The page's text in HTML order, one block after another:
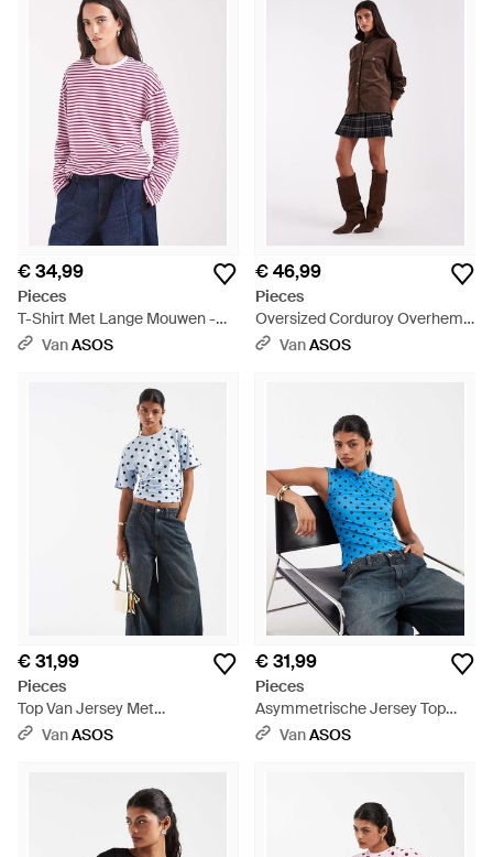
€ 34,99
Pieces
T-Shirt Met Lange Mouwen -
RoodVanASOS
€ 46,99
Pieces
Oversized Corduroy Overhemd
Met Zakdetail - Bruin
VanASOS
€ 31,99
Pieces
Top Van Jersey Met
Gerimpelde Taille En
VanASOS
€ 31,99
Pieces
Asymmetrische Jersey Top
Met Knoopsluiting - Blauw
VanASOS